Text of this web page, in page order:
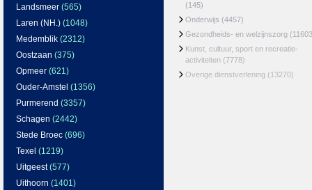
Landsmeer (565)
Laren (NH.) (1048)
Medemblik (2312)
Oostzaan (375)
Opmeer (621)
Ouder-Amstel (1356)
Purmerend (3357)
Schagen (2442)
Stede Broec (696)
Texel (1219)
Uitgeest(577)
Uithoorn (1401)
(145)
Onderwijs (4457)
Gezondheids- en welzijnszorg
Kunst, cultuur, sport en recreatie-
activiteiten (7778)
Overige dienstverlening (13270)